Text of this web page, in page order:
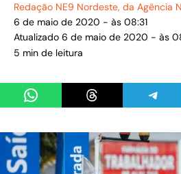
Redação NE9 Nordeste, da Agência
6 de maio de 2020 - às 08:31
Atualizado 6 de maio de 2020 - às
5 min de leitura
Share on WhatsAppShare on Threads